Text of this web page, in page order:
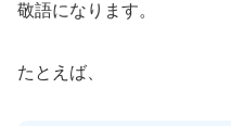
敬語になります。
たとえば、